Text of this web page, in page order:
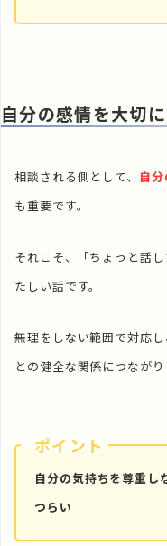
自分の感情を大切に
相談される側として、 自
も重要です。
それこそ、「ちょっと話
たしい話です。
無理をしない範囲で対応
との健全な関係につながり
ポイント
自分の気持ちを尊重し
つらい